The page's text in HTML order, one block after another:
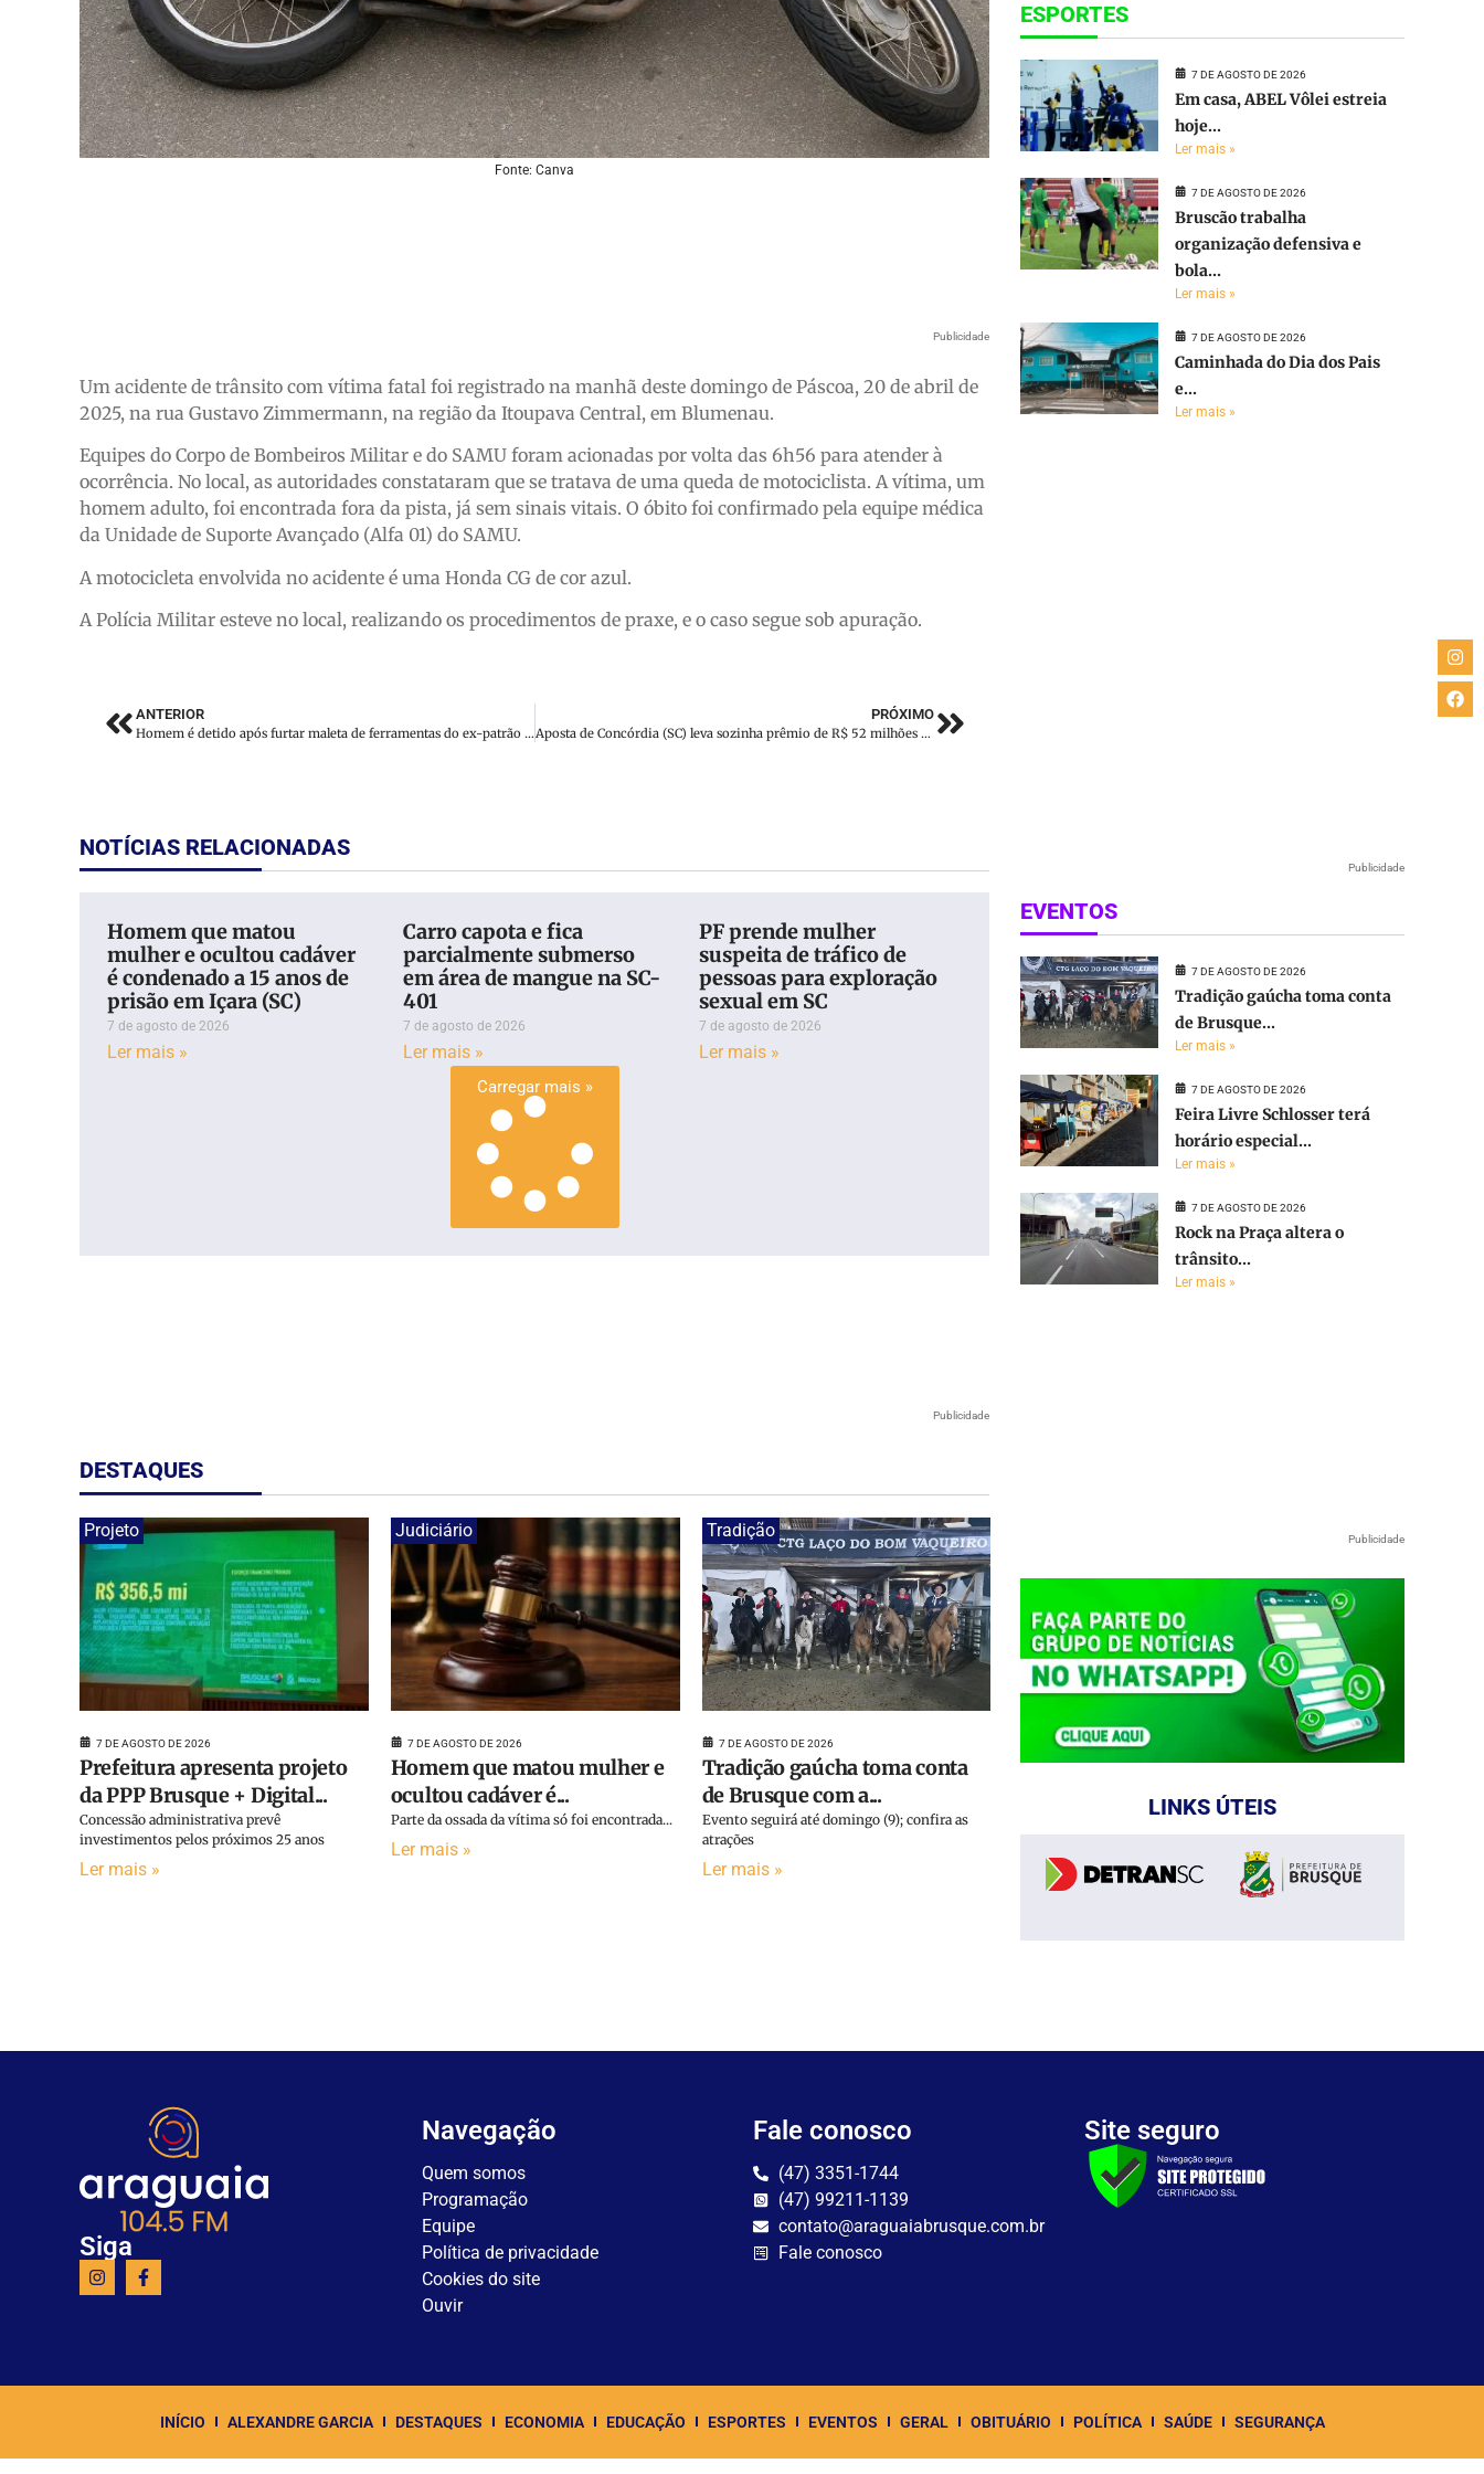
Fonte: Canva
Publicidade
Um acidente de trânsito com vítima fatal foi registrado na manhã deste domingo de Páscoa, 20 de abril de
2025, na rua Gustavo Zimmermann, na região da Itoupava Central, em Blumenau.
Equipes do Corpo de Bombeiros Militar e do SAMU foram acionadas por volta das 6h56 para atender à
ocorrência. No local, as autoridades constataram que se tratava de uma queda de motociclista. A vítima, um
homem adulto, foi encontrada fora da pista, já sem sinais vitais. O óbito foi confirmado pela equipe médica
da Unidade de Suporte Avançado (Alfa 01) do SAMU.
A motocicleta envolvida no acidente é uma Honda CG de cor azul.
A Polícia Militar esteve no local, realizando os procedimentos de praxe, e o caso segue sob apuração.
ANTERIOR
Homem é detido após furtar maleta de ferramentas do ex-patrão em Brusque
PRÓXIMO
Aposta de Concórdia (SC) leva sozinha prêmio de R$ 52 milhões da Mega-Sena
NOTÍCIAS RELACIONADAS
Homem que matou
mulher e ocultou cadáver
é condenado a 15 anos de
prisão em Içara (SC)
7 de agosto de 2026
Ler mais »
Carro capota e fica
parcialmente submerso
em área de mangue na SC-
401
7 de agosto de 2026
Ler mais »
PF prende mulher
suspeita de tráfico de
pessoas para exploração
sexual em SC
7 de agosto de 2026
Ler mais »
Carregar mais »
Publicidade
DESTAQUES
Projeto
7 DE AGOSTO DE 2026
Prefeitura apresenta projeto
da PPP Brusque + Digital...
Concessão administrativa prevê
investimentos pelos próximos 25 anos
Ler mais »
Judiciário
7 DE AGOSTO DE 2026
Homem que matou mulher e
ocultou cadáver é...
Parte da ossada da vítima só foi encontrada...
Ler mais »
Tradição
7 DE AGOSTO DE 2026
Tradição gaúcha toma conta
de Brusque com a...
Evento seguirá até domingo (9); confira as
atrações
Ler mais »
ESPORTES
7 DE AGOSTO DE 2026
Em casa, ABEL Vôlei estreia
hoje...
Ler mais »
7 DE AGOSTO DE 2026
Bruscão trabalha
organização defensiva e
bola...
Ler mais »
7 DE AGOSTO DE 2026
Caminhada do Dia dos Pais
e...
Ler mais »
Publicidade
EVENTOS
7 DE AGOSTO DE 2026
Tradição gaúcha toma conta
de Brusque...
Ler mais »
7 DE AGOSTO DE 2026
Feira Livre Schlosser terá
horário especial...
Ler mais »
7 DE AGOSTO DE 2026
Rock na Praça altera o
trânsito...
Ler mais »
Publicidade
LINKS ÚTEIS
Siga
Navegação
Quem somos
Programação
Equipe
Política de privacidade
Cookies do site
Ouvir
Fale conosco
(47) 3351-1744
(47) 99211-1139
contato@araguaiabrusque.com.br
Fale conosco
Site seguro
INÍCIO ALEXANDRE GARCIA DESTAQUES ECONOMIA EDUCAÇÃO ESPORTES EVENTOS GERAL OBITUÁRIO POLÍTICA SAÚDE SEGURANÇA